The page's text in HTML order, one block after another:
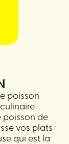
poisson
poisson de
vos plats
qui est la